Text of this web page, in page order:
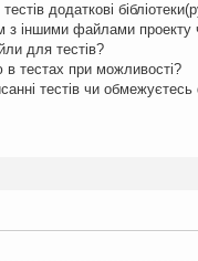
додаткові
з іншими файлами проекту
для тестів?
тестах при можливості?
тестів чи